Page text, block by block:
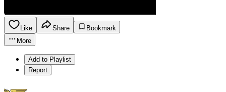
Like Share
Bookmark
More
Add to Playlist
Report